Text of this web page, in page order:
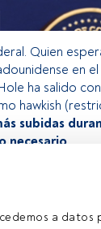
a
Quien
en
ha salido
hawkish
subidas
necesario
no tienes